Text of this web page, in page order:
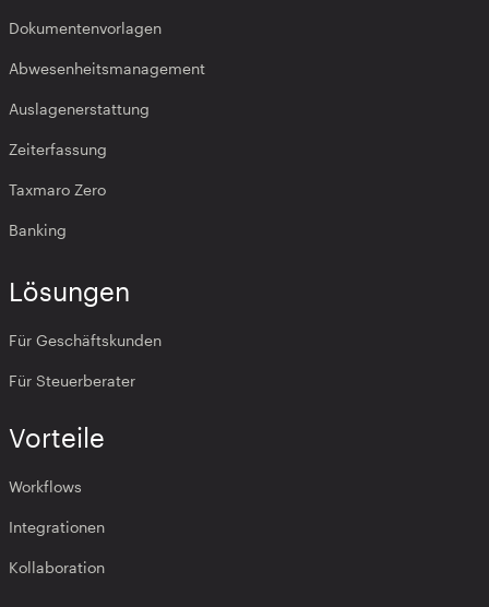
Dokumentenvorlagen
Abwesenheitsmanagement
Auslagenerstattung
Zeiterfassung
Taxmaro Zero
Banking
Lösungen
Für Geschäftskunden
Für Steuerberater
Vorteile
Workflows
Integrationen
Kollaboration